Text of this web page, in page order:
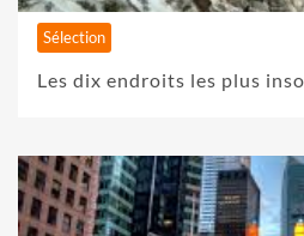
Sélection
Les dix endroits les plus